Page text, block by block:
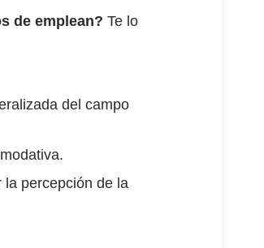
de emplean? Te lo
del campo
la percepción de la